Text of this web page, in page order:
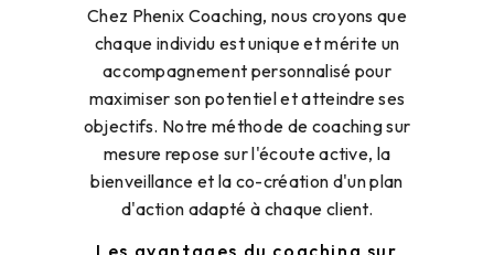
Chez Phenix Coaching, nous croyons que
chaque individu est unique et mérite un
accompagnement personnalisé pour
maximiser son potentiel et atteindre ses
objectifs. Notre méthode de coaching sur
mesure repose sur l'écoute active, la
bienveillance et la co-création d'un plan
d'action adapté à chaque client.
Les avantages du coaching sur